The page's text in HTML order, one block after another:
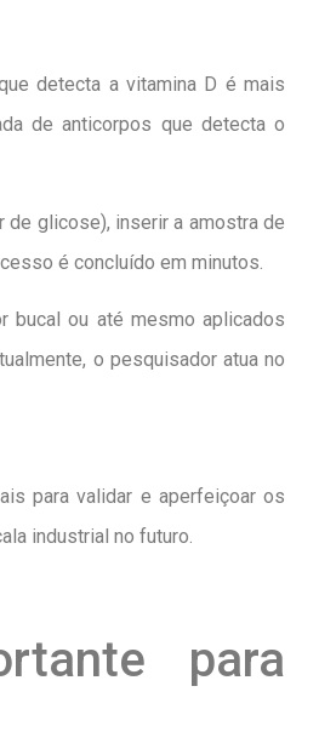
detecta a vitamina D é mais
de anticorpos que detecta o
de glicose), inserir a amostra de
é concluído em minutos.
bucal ou até mesmo aplicados
o pesquisador atua no
para validar e aperfeiçoar os
industrial no futuro.
para